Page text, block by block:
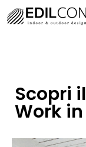
Scopri
Work